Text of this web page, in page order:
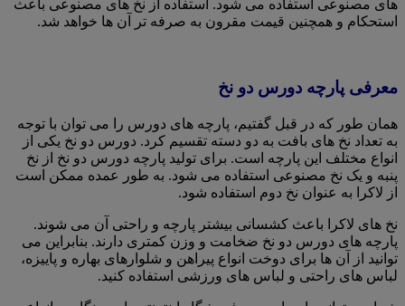
های مصنوعی استفاده می شود. استفاده از نخ های مصنوعی باعث
استحکام و همچنین قیمت مقرون به صرفه تر آن ها خواهد شد.
معرفی پارچه دورس دو نخ
همان طور که در قبل گفتیم، پارچه های دورس را می توان با توجه
به تعداد نخ های بافت به دو دسته تقسیم کرد. دورس دو نخ یکی از
انواع مختلف این پارچه است. برای تولید پارچه دورس دو نخ از نخ
پنبه و یک نخ مصنوعی استفاده می شود. به طور عمده ممکن است
از لاکرا به عنوان نخ دوم استفاده شود.
نخ های لاکرا باعث کشسانی بیشتر پارچه و راحتی آن می شوند.
پارچه های دورس دو نخ ضخامت و وزن کمتری دارند. بنابراین می
توانید از آن ها برای دوخت انواع پیراهن و شلوارهای بهاره و پاییزه،
لباس های راحتی و لباس های ورزشی استفاده کنید.